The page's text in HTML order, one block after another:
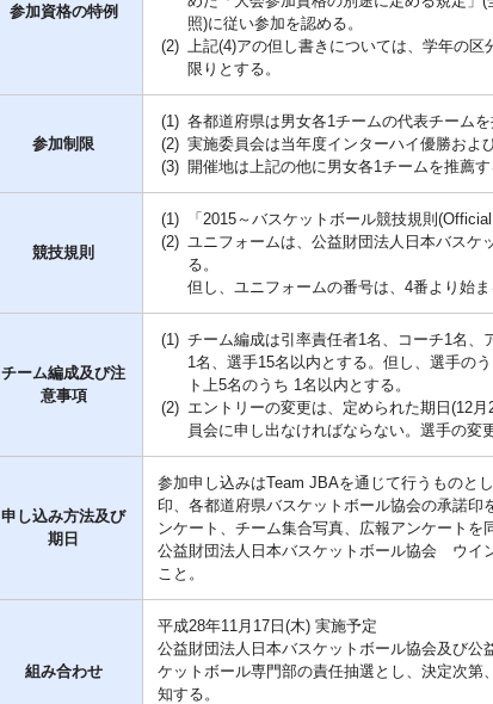
参加資格の特例
照)に従い参加を認める。
(2) 上記(4)アの但し書きについては、学年の区
限りとする。
参加制限
(1) 各都道府県は男女各1チームの代表チームを
(2) 実施委員会は当年度インターハイ優勝およ
(3) 開催地は上記の他に男女各1チームを推薦す
競技規則
(1)
「2015～バスケットボール競技規則
(2) ユニフォームは、公益財団法人日本バスケ
る。
但し、ユニフォームの番号は、4番より始ま
チーム編成及び注
意事項
(1) チーム編成は引率責任者1名、コーチ1名、
1名、選手15名以内とする。但し、選手の
ト上5名のうち 1名以内とする。
(2) エントリーの変更は、定められた期日(12
員会に申し出なければならない。選手の変
申し込み方法及び
期日
参加申し込みはTeam JBAを通じて行うものと
印、各都道府県バスケットボール協会の承諾印
ンケート、チーム集合写真、広報アンケートを
公益財団法人日本バスケットボール協会 ウイ
こと。
組み合わせ
平成28年11月17日(木) 実施予定
公益財団法人日本バスケットボール協会及び公
ケットボール専門部の責任抽選とし、決定次第
知する。